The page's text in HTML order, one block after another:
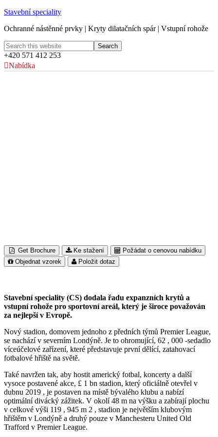
Stavební speciality
Ochranné nástěnné prvky | Kryty dilatačních spár | Vstupní rohože
+420 571 412 253
Nabídka
Get Brochure Ke stažení
Požádat o cenovou nabídku
Objednat vzorek
Položit dotaz
Stavební speciality (CS) dodala řadu expanzních krytů a
vstupní rohože pro sportovní areál, který je široce považován
za nejlepší v Evropě.
Nový stadion, domovem jednoho z předních týmů Premier League,
se nachází v severním Londýně. Je to ohromující, 62 , 000 -sedadlo
víceúčelové zařízení, které představuje první dělící, zatahovací
fotbalové hřiště na světě.
Také navržen tak, aby hostit americký fotbal, koncerty a další
vysoce postavené akce, £ 1 bn stadion, který oficiálně otevřel v
dubnu 2019 , je postaven na místě bývalého klubu a nabízí
optimální divácký zážitek. V okolí 48 m na výšku a zabírají plochu
v celkové výši 119 , 945 m 2 , stadion je největším klubovým
hřištěm v Londýně a druhý pouze v Manchesteru United Old
Trafford v Premier League.